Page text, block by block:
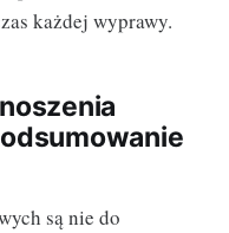
każdej wyprawy.
są nie do